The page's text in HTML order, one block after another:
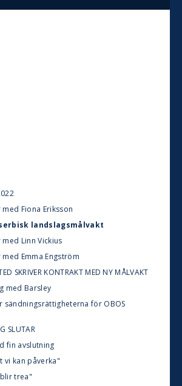
Fiona Eriksson
landslagsmålvakt
Linn Vickius
Emma Engström
SKRIVER KONTRAKT MED NY MÅLVAKT
med Barsley
sändningsrättigheterna för OBOS
SLUTAR
fin avslutning
vi kan påverka"
trea"